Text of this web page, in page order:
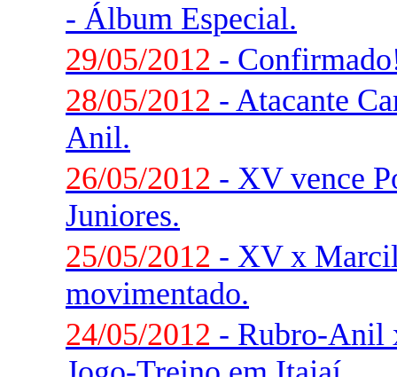
- Álbum Especial.
29/05/2012 -
28/05/2012 - Atacante
Anil.
26/05/2012 - XV vence
Juniores.
25/05/2012 - XV x
movimentado.
24/05/2012 - Rubro-Anil